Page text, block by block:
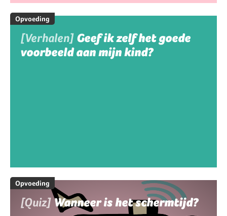
Opvoeding
[Verhalen] Geef ik zelf het goede
voorbeeld aan mijn kind?
Opvoeding
[Quiz] Wanneer is het schermtijd?